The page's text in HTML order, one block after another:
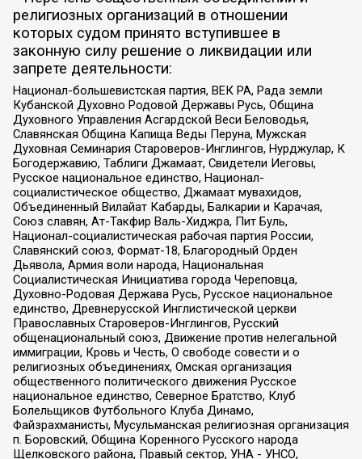
религиозных организаций в отношении
которых судом принято вступившее в
законную силу решение о ликвидации или
запрете деятельности:
Национал-большевистская партия, ВЕК РА, Рада земли
Кубанской Духовно Родовой Державы Русь, Община
Духовного Управления Асгардской Веси Беловодья,
Славянская Община Капища Веды Перуна, Мужская
Духовная Семинария Староверов-Инглингов, Нурджулар, К
Богодержавию, Таблиги Джамаат, Свидетели Иеговы,
Русское национальное единство, Национал-
социалистическое общество, Джамаат мувахидов,
Объединенный Вилайат Кабарды, Балкарии и Карачая,
Союз славян, Ат-Такфир Валь-Хиджра, Пит Буль,
Национал-социалистическая рабочая партия России,
Славянский союз, Формат-18, Благородный Орден
Дьявола, Армия воли народа, Национальная
Социалистическая Инициатива города Череповца,
Духовно-Родовая Держава Русь, Русское национальное
единство, Древнерусской Инглистической церкви
Православных Староверов-Инглингов, Русский
общенациональный союз, Движение против нелегальной
иммиграции, Кровь и Честь, О свободе совести и о
религиозных объединениях, Омская организация
общественного политического движения Русское
национальное единство, Северное Братство, Клуб
Болельщиков Футбольного Клуба Динамо,
Файзрахманисты, Мусульманская религиозная организация
п. Боровский, Община Коренного Русского народа
Щелковского района, Правый сектор, УНА - УНСО,